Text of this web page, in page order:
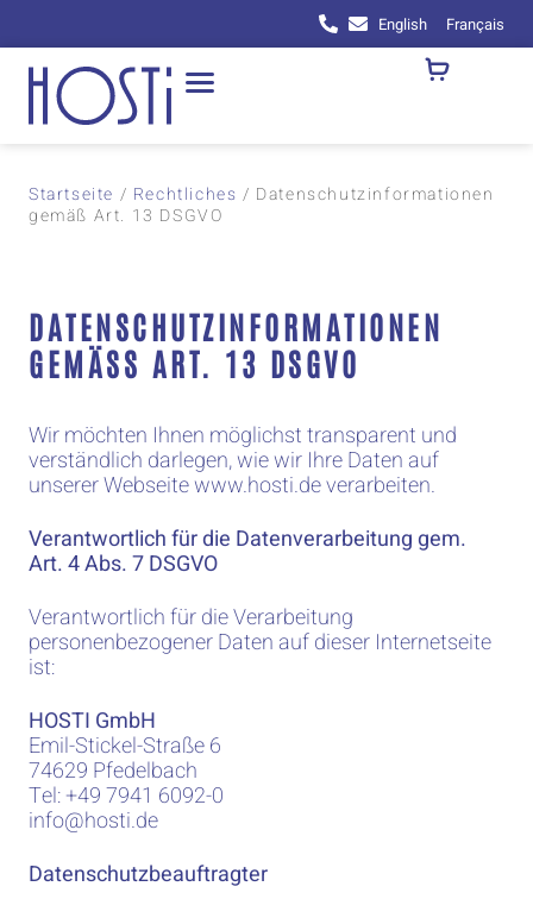
English Français
Startseite / Rechtliches / Datenschutzinformationen
gemäß Art. 13 DSGVO
DATENSCHUTZINFORMATIONEN
GEMÄSS ART. 13 DSGVO
Wir möchten Ihnen möglichst transparent und
verständlich darlegen, wie wir Ihre Daten auf
unserer Webseite www.hosti.de verarbeiten.
Verantwortlich für die Datenverarbeitung gem.
Art. 4 Abs. 7 DSGVO
Verantwortlich für die Verarbeitung
personenbezogener Daten auf dieser Internetseite
ist:
HOSTI GmbH
Emil-Stickel-Straße 6
74629 Pfedelbach
Tel:+49 7941 6092-0
info@hosti.de
Datenschutzbeauftragter